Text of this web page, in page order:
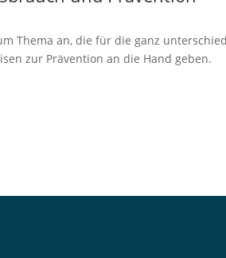
Thema an, die für die ganz
zur Prävention an die Hand geben.